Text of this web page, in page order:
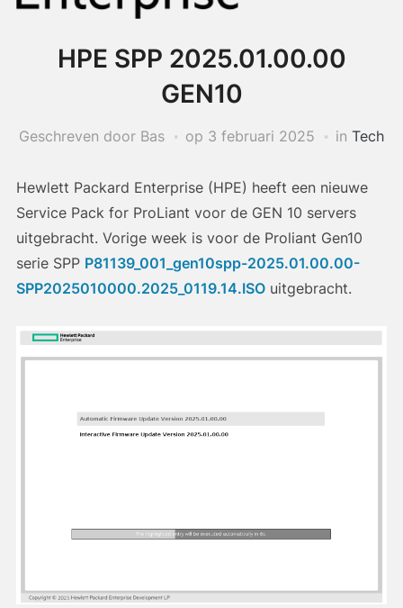
HPE SPP 2025.01.00.00
GEN10
Geschreven door Bas op 3 februari 2025 in Tech
Hewlett Packard Enterprise (HPE) heeft een nieuwe
Service Pack for ProLiant voor de GEN 10 servers
uitgebracht. Vorige week is voor de Proliant Gen10
serie SPP P81139_001_gen10spp-2025.01.00.00-
SPP2025010000.2025_0119.14.ISOuitgebracht.